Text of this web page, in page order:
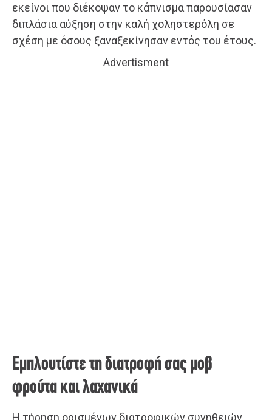
εκείνοι που διέκοψαν το κάπνισμα παρουσίασαν
διπλάσια αύξηση στην καλή χοληστερόλη σε
σχέση με όσους ξαναξεκίνησαν εντός του έτους.
Advertisment
Εμπλουτίστε τη διατροφή σας μοβ
φρούτα και λαχανικά
Η τήρηση ορισμένων διατροφικών συνηθειών